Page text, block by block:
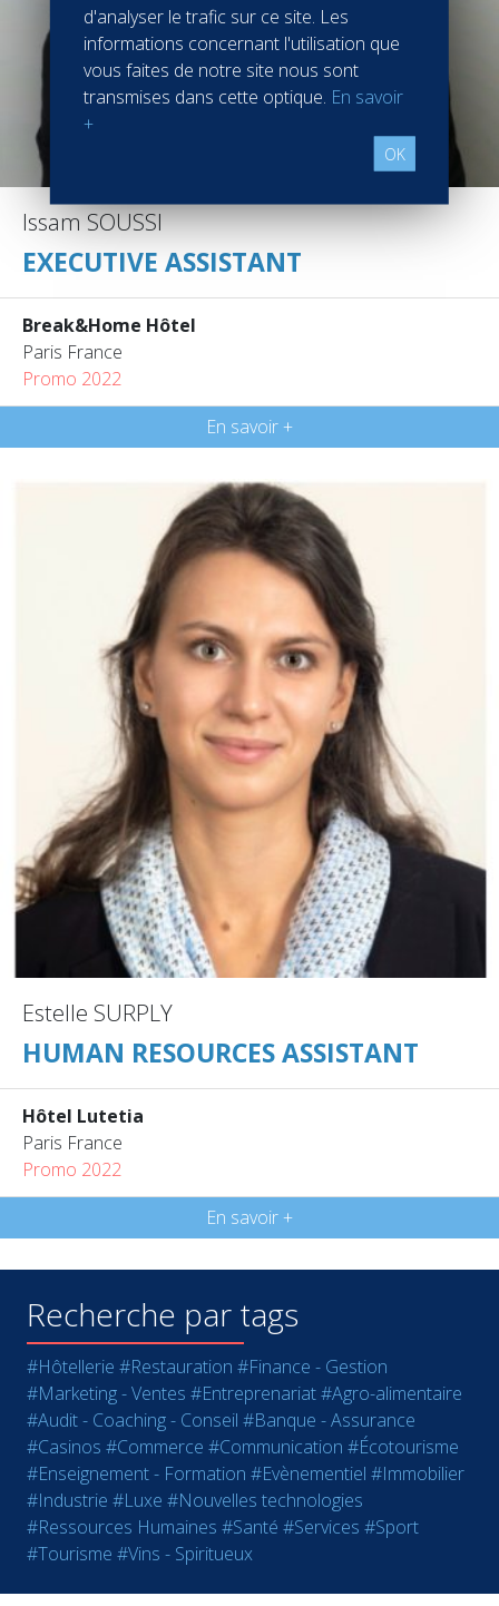
Issam SOUSSI
EXECUTIVE ASSISTANT
Break&Home Hôtel
Paris France
Promo 2022
En savoir +
Estelle SURPLY
HUMAN RESOURCES ASSISTANT
Hôtel Lutetia
Paris France
Promo 2022
En savoir +
Recherche par tags
#Hôtellerie #Restauration #Finance - Gestion
#Marketing - Ventes #Entreprenariat#Agro-alimentaire
#Audit - Coaching - Conseil #Banque - Assurance
#Casinos #Commerce #Communication #Écotourisme
#Enseignement - Formation #Evènementiel #Immobilier
#Industrie #Luxe #Nouvelles technologies
#Ressources Humaines #Santé #Services #Sport
#Tourisme #Vins - Spiritueux
d'analyser le trafic sur ce site. Les
informations concernant l'utilisation que
vous faites de notre site nous sont
transmises dans cette optique. En savoir
+
OK